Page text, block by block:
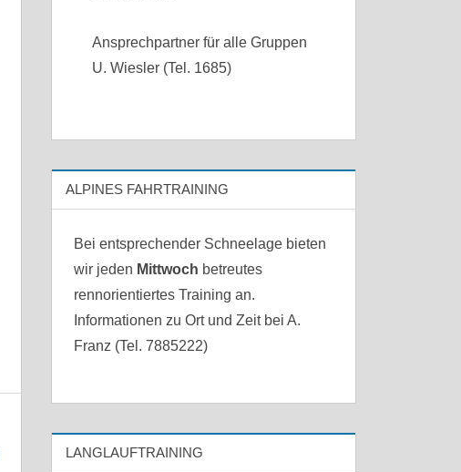
Ansprechpartner für alle Gruppen
U. Wiesler (Tel. 1685)
ALPINES FAHRTRAINING
Bei entsprechender Schneelage bieten
wir jeden Mittwoch betreutes
rennorientiertes Training an.
Informationen zu Ort und Zeit bei A.
Franz (Tel. 7885222)
LANGLAUFTRAINING